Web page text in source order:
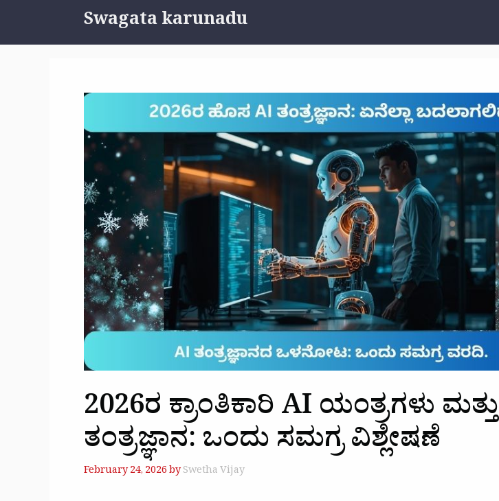
content
Swagata karunadu
2026ರ ಕ್ರಾಂತಿಕಾರಿ AI ಯಂತ್ರಗಳು ಮತ್ತು
ತಂತ್ರಜ್ಞಾನ: ಒಂದು ಸಮಗ್ರ ವಿಶ್ಲೇಷಣೆ
February 24, 2026bySwetha Vijay